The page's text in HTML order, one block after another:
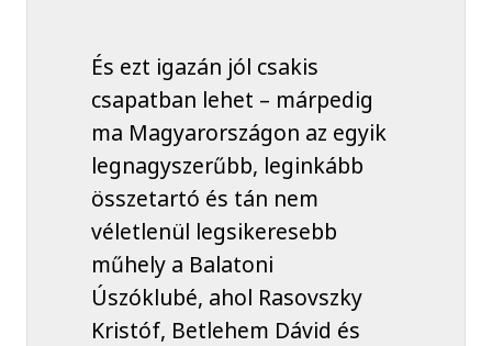
És ezt igazán jól csakis
csapatban lehet – márpedig
ma Magyarországon az egyik
legnagyszerűbb, leginkább
összetartó és tán nem
véletlenül legsikeresebb
műhely a Balatoni
Úszóklubé, ahol Rasovszky
Kristóf, Betlehem Dávid és